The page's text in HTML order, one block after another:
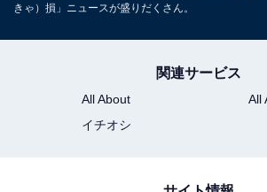
きゃ）損」ニュースが盛りだくさん。
関連サービス
All About
All
イチオシ